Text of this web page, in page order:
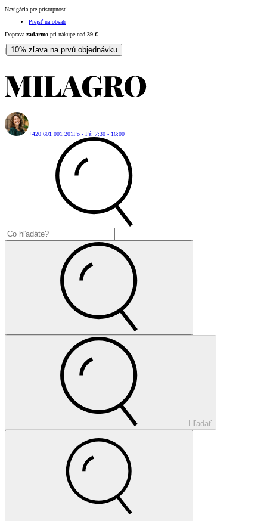
Navigácia pre prístupnosť
Prejsť na obsah
Doprava zadarmo pri nákupe nad 39 €
| 10% zľava na prvú objednávku
+420 601 001 201Po - Pá: 7:30 - 16:00
Hľadať